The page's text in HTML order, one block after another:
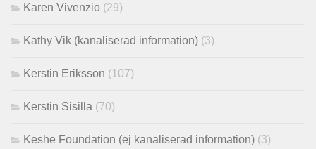
Karen Vivenzio (29)
Kathy Vik (kanaliserad information) (3)
Kerstin Eriksson (107)
Kerstin Sisilla (70)
Keshe Foundation (ej kanaliserad information) (3)